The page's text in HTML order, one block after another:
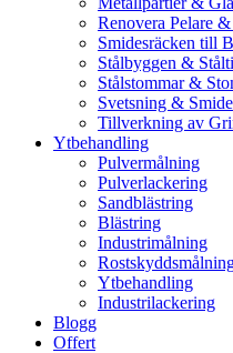
Renovera Pelare
Smidesräcken till
Stålbyggen &
Stålstommar &
Svetsning & Smide
Tillverkning av
Ytbehandling
Pulvermålning
Pulverlackering
Sandblästring
Blästring
Industrimålning
Ytbehandling
Industrilackering
Blogg
Offert